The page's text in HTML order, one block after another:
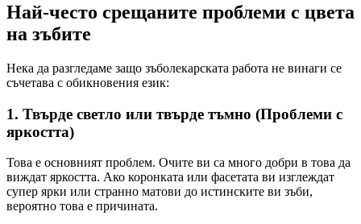
Най-често срещаните проблеми с цвета
на зъбите
Нека да разгледаме защо зъболекарската работа не винаги се
съчетава с обикновения език:
1. Твърде светло или твърде тъмно (Проблеми с
яркостта)
Това е основният проблем. Очите ви са много добри в това да
виждат яркостта. Ако коронката или фасетата ви изглеждат
супер ярки или странно матови до истинските ви зъби,
вероятно това е причината.